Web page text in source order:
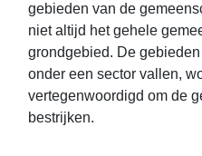
gebieden van de
niet altijd het gehele
grondgebied. De
onder een sector vallen,
vertegenwoordigd om de
bestrijken.